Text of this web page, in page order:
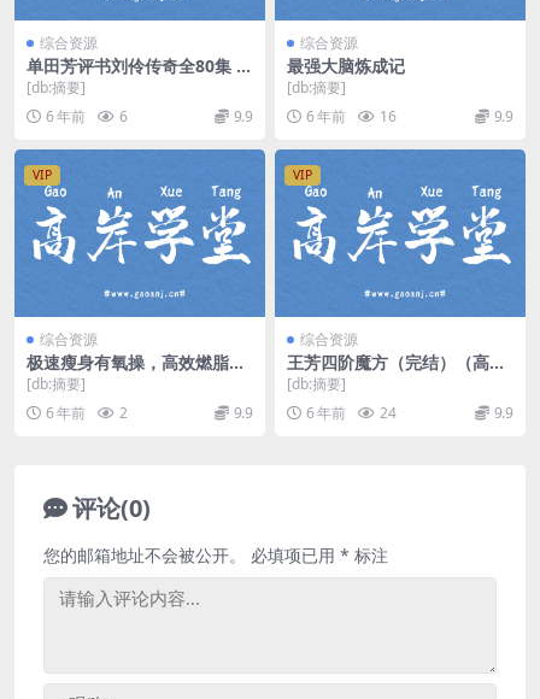
综合资源
单田芳评书刘伶传奇全80集 m
p3音频 百度网盘
[db:摘要]
6 年前
6 9.9
综合资源
最强大脑炼成记
[db:摘要]
6 年前
16 9.9
VIP
综合资源
极速瘦身有氧操，高效燃脂不
反弹（宝妈福利高清完结打
包）百度网盘
[db:摘要]
6 年前
2 9.9
VIP
综合资源
王芳四阶魔方（完结）（高清
视频）百度网盘
[db:摘要]
6 年前
24 9.9
评论(0)
您的邮箱地址不会被公开。 必填项已用 * 标注